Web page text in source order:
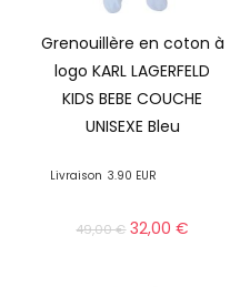
Grenouillère en coton à
logo KARL LAGERFELD
KIDS BEBE COUCHE
UNISEXE Bleu
Livraison 3.90 EUR
49,00€ 32,00€